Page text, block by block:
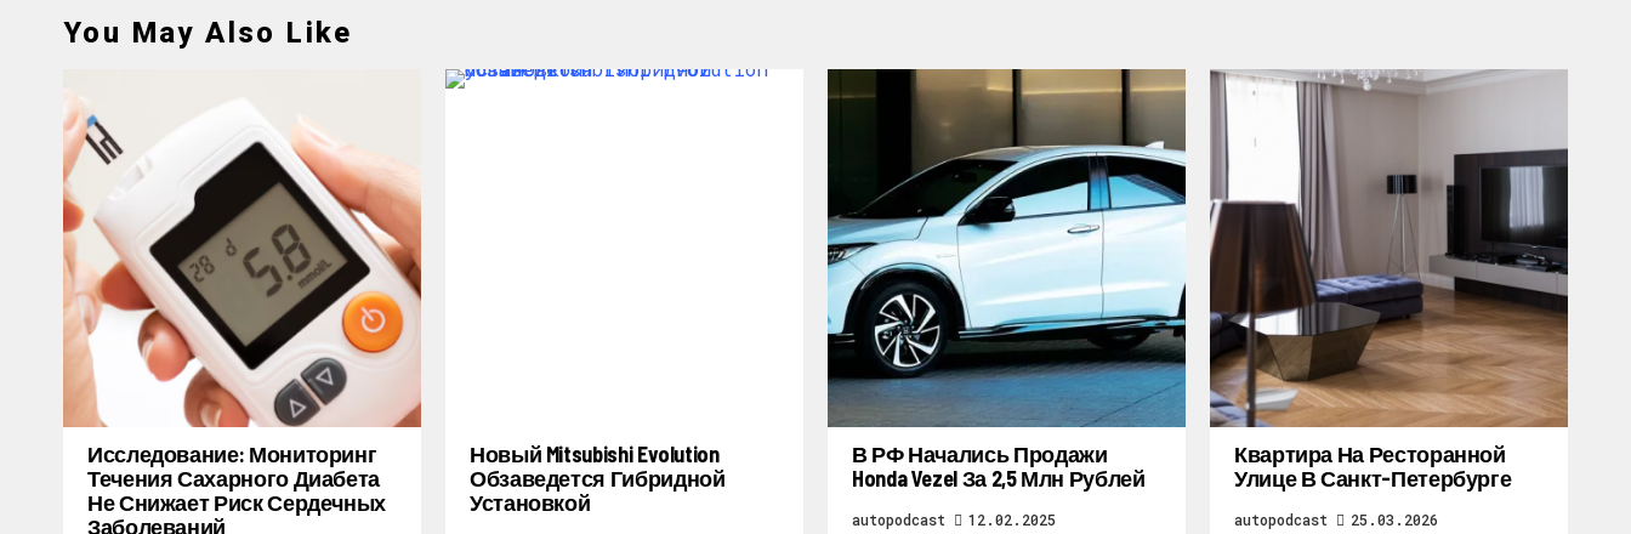
You May Also Like
Исследование: Мониторинг
Течения Сахарного Диабета
Не Снижает Риск Сердечных
Заболеваний
Новый Mitsubishi Evolution
Обзаведется Гибридной
Установкой
В РФ Начались Продажи
Honda Vezel За 2,5 Млн Рублей
autopodcast 12.02.2025
Квартира На Ресторанной
Улице В Санкт-Петербурге
autopodcast 25.03.2026